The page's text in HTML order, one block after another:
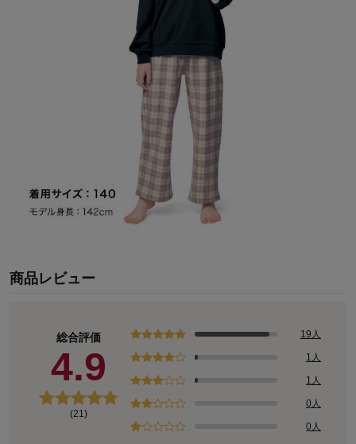
商品レビュー
総合評価
4.9
(21)
19人
1人
1人
0人
0人